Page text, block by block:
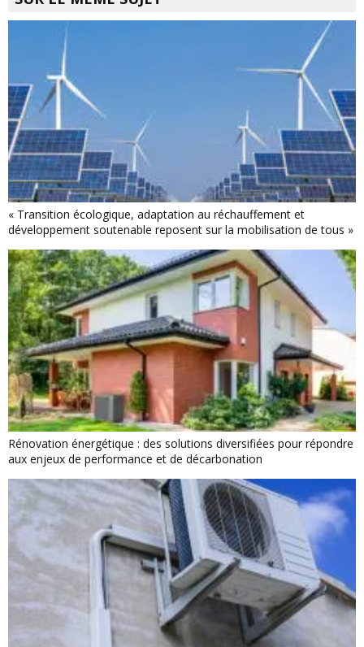
« Transition écologique, adaptation au réchauffement et
développement soutenable reposent sur la mobilisation de tous »
Rénovation énergétique : des solutions diversifiées pour répondre
aux enjeux de performance et de décarbonation